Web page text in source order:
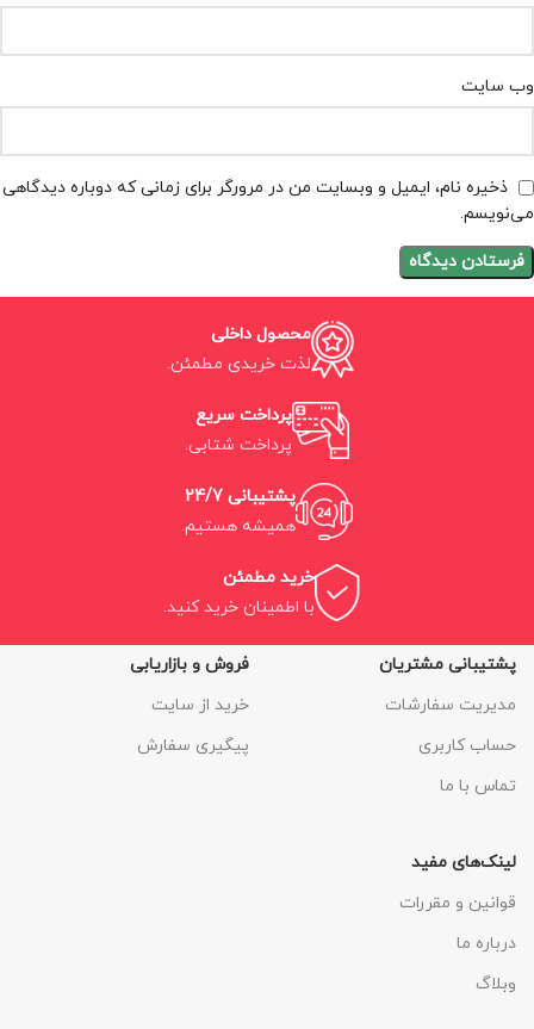
وب‌ سایت
ذخیره نام، ایمیل و وبسایت من در مرورگر برای زمانی که دوباره دیدگاهی
می‌نویسم.
محصول داخلی
لذت خریدی مطمئن.
پرداخت سریع
پرداخت شتابی.
پشتیبانی 24/7
همیشه هستیم.
خرید مطمئن
با اطمینان خرید کنید.
پشتیبانی مشتریان
مدیریت سفارشات
حساب کاربری
تماس با ما
فروش و بازاریابی
خرید از سایت
پیگیری سفارش
لینک‌های مفید
قوانین و مقررات
درباره ما
وبلاگ